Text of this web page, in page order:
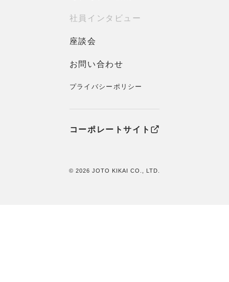
社員インタビュー
座談会
お問い合わせ
プライバシーポリシー
コーポレートサイト
© 2026 JOTO KIKAI CO., LTD.